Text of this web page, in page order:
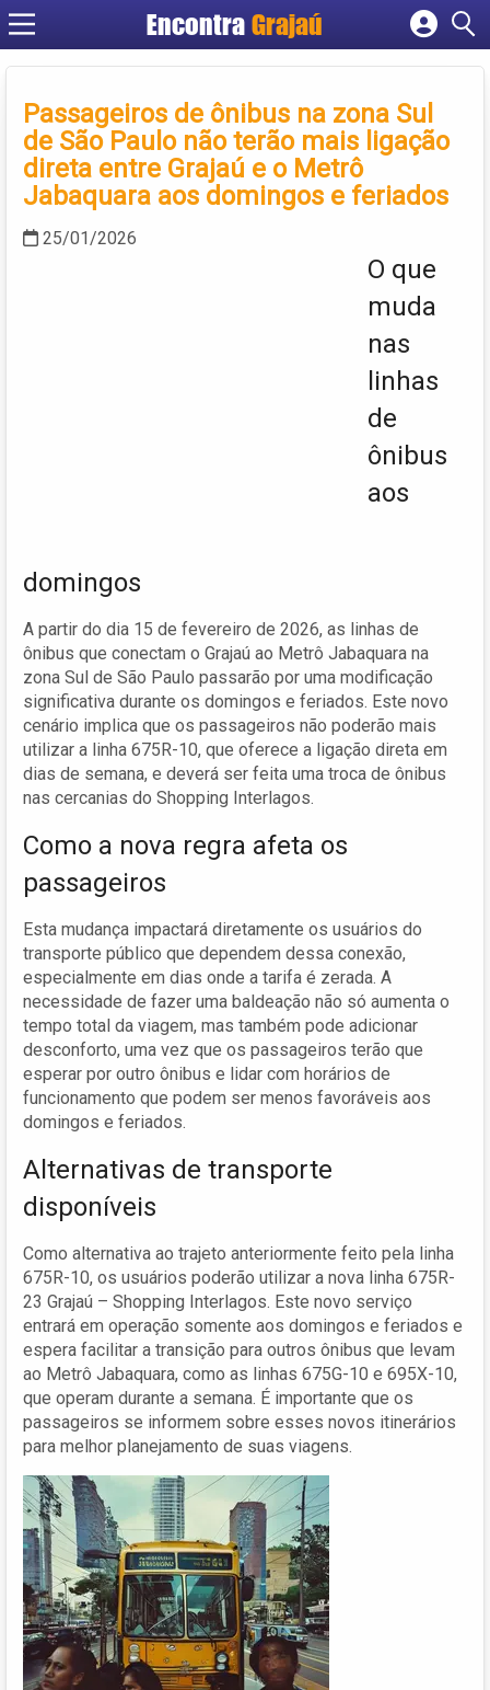
Encontra Grajaú
Cadastrar empresa
Criar conta
Passageiros de ônibus na zona Sul
de São Paulo não terão mais ligação
direta entre Grajaú e o Metrô
Jabaquara aos domingos e feriados
25/01/2026
O que
muda
nas
linhas
de
ônibus
aos
domingos
A partir do dia 15 de fevereiro de 2026, as linhas de
ônibus que conectam o Grajaú ao Metrô Jabaquara na
zona Sul de São Paulo passarão por uma modificação
significativa durante os domingos e feriados. Este novo
cenário implica que os passageiros não poderão mais
utilizar a linha 675R-10, que oferece a ligação direta em
dias de semana, e deverá ser feita uma troca de ônibus
nas cercanias do Shopping Interlagos.
Como a nova regra afeta os
passageiros
Esta mudança impactará diretamente os usuários do
transporte público que dependem dessa conexão,
especialmente em dias onde a tarifa é zerada. A
necessidade de fazer uma baldeação não só aumenta o
tempo total da viagem, mas também pode adicionar
desconforto, uma vez que os passageiros terão que
esperar por outro ônibus e lidar com horários de
funcionamento que podem ser menos favoráveis aos
domingos e feriados.
Alternativas de transporte
disponíveis
Como alternativa ao trajeto anteriormente feito pela linha
675R-10, os usuários poderão utilizar a nova linha 675R-
23 Grajaú – Shopping Interlagos. Este novo serviço
entrará em operação somente aos domingos e feriados e
espera facilitar a transição para outros ônibus que levam
ao Metrô Jabaquara, como as linhas 675G-10 e 695X-10,
que operam durante a semana. É importante que os
passageiros se informem sobre esses novos itinerários
para melhor planejamento de suas viagens.